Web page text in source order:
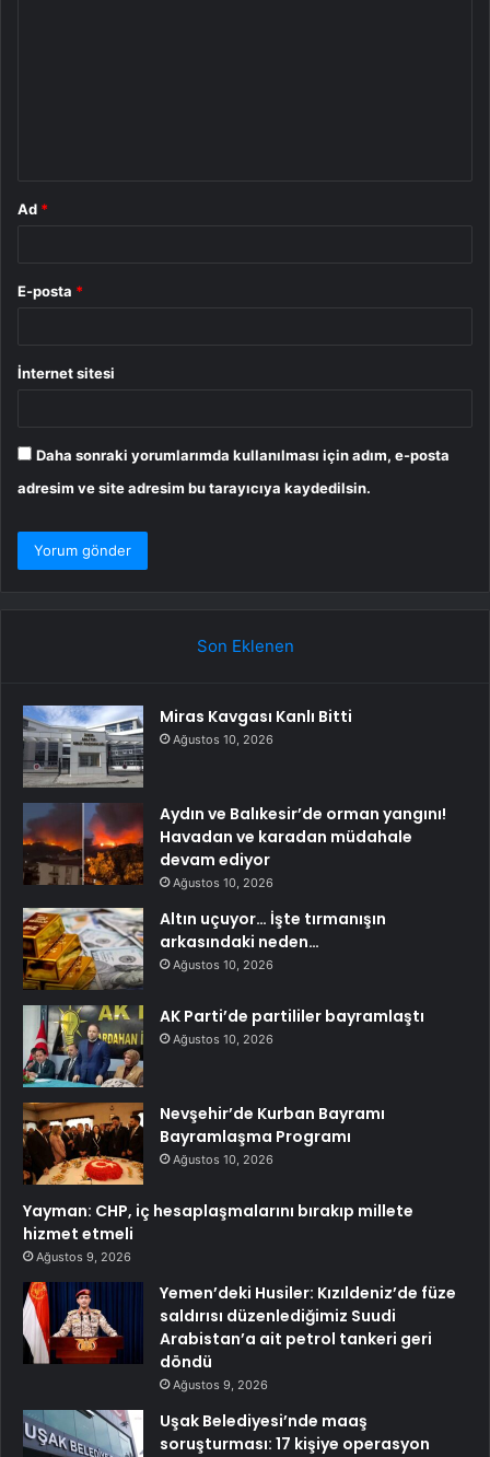
Ad *
E-posta *
İnternet sitesi
Daha sonraki yorumlarımda kullanılması için adım, e-posta
adresim ve site adresim bu tarayıcıya kaydedilsin.
Son Eklenen
Miras Kavgası Kanlı Bitti
Ağustos 10, 2026
Aydın ve Balıkesir’de orman yangını!
Havadan ve karadan müdahale
devam ediyor
Ağustos 10, 2026
Altın uçuyor… İşte tırmanışın
arkasındaki neden…
Ağustos 10, 2026
AK Parti’de partililer bayramlaştı
Ağustos 10, 2026
Nevşehir’de Kurban Bayramı
Bayramlaşma Programı
Ağustos 10, 2026
Yayman: CHP, iç hesaplaşmalarını bırakıp millete
hizmet etmeli
Ağustos 9, 2026
Yemen’deki Husiler: Kızıldeniz’de füze
saldırısı düzenlediğimiz Suudi
Arabistan’a ait petrol tankeri geri
döndü
Ağustos 9, 2026
Uşak Belediyesi’nde maaş
soruşturması: 17 kişiye operasyon